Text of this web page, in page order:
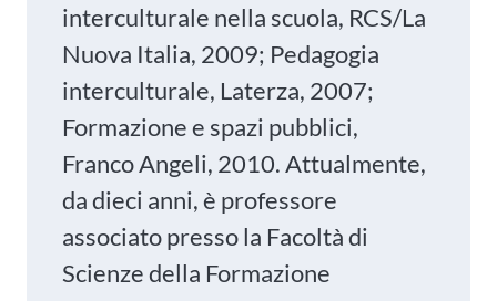
interculturale nella scuola, RCS/La
Nuova Italia, 2009; Pedagogia
interculturale, Laterza, 2007;
Formazione e spazi pubblici,
Franco Angeli, 2010. Attualmente,
da dieci anni, è professore
associato presso la Facoltà di
Scienze della Formazione